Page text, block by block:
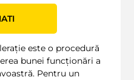
este o procedură
bunei funcționări a
Pentru un